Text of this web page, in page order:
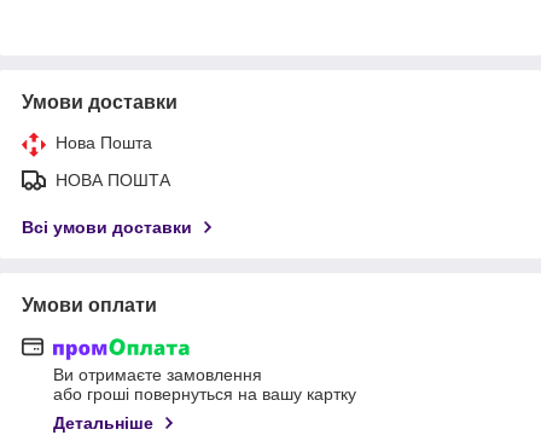
Умови доставки
Нова Пошта
НОВА ПОШТА
Всі умови доставки
Умови оплати
Ви отримаєте замовлення
або гроші повернуться на вашу картку
Детальніше